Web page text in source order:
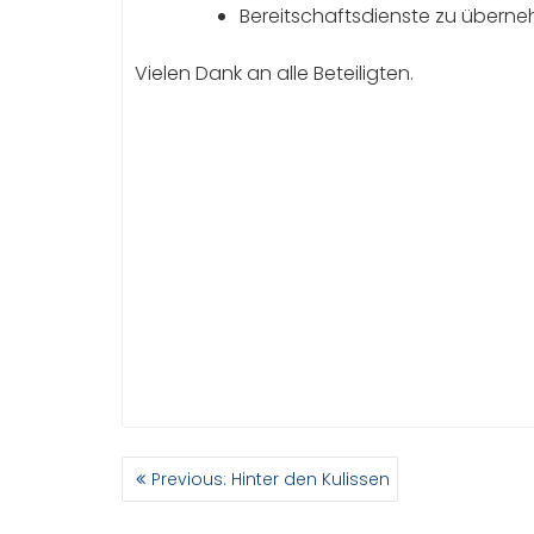
Bereitschaftsdienste zu
Vielen Dank an alle Beteiligten.
BEITRAGSNAVIGATION
Previous: Previous
post:
Hinter den Kulissen